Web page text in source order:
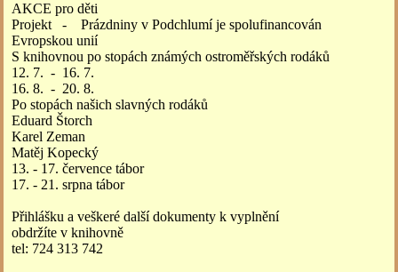
AKCE pro děti
Projekt - Prázdniny v Podchlumí je spolufinancován
Evropskou unií
S knihovnou po stopách známých ostroměřských rodáků
12. 7. - 16. 7.
16. 8. - 20. 8.
Po stopách našich slavných rodáků
Eduard Štorch
Karel Zeman
Matěj Kopecký
13. - 17. července tábor
17. - 21. srpna tábor
Přihlášku a veškeré další dokumenty k vyplnění
obdržíte v knihovně
tel: 724 313 742